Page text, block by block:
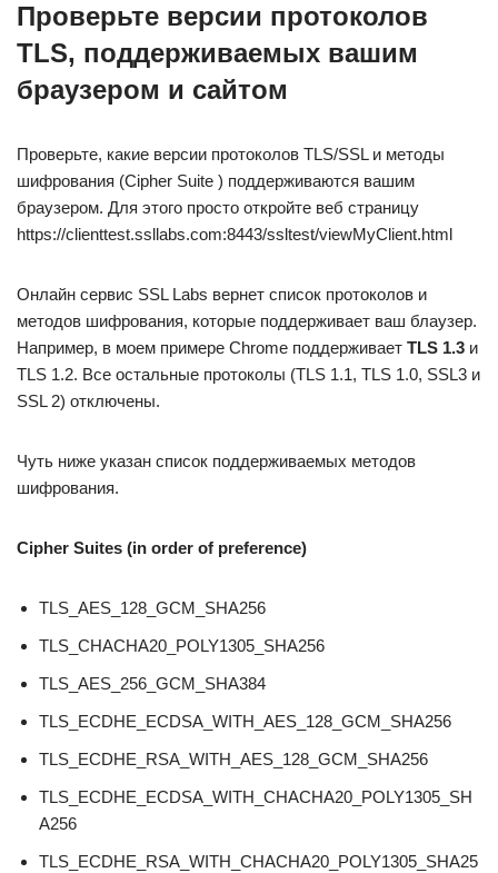
Проверьте версии протоколов
TLS, поддерживаемых вашим
браузером и сайтом
Проверьте, какие версии протоколов TLS/SSL и методы
шифрования (Cipher Suite ) поддерживаются вашим
браузером. Для этого просто откройте веб страницу
https://clienttest.ssllabs.com:8443/ssltest/viewMyClient.html
Онлайн сервис SSL Labs вернет список протоколов и
методов шифрования, которые поддерживает ваш блаузер.
Например, в моем примере Chrome поддерживает TLS 1.3 и
TLS 1.2. Все остальные протоколы (TLS 1.1, TLS 1.0, SSL3 и
SSL 2) отключены.
Чуть ниже указан список поддерживаемых методов
шифрования.
Cipher Suites (in order of preference)
TLS_AES_128_GCM_SHA256
TLS_CHACHA20_POLY1305_SHA256
TLS_AES_256_GCM_SHA384
TLS_ECDHE_ECDSA_WITH_AES_128_GCM_SHA256
TLS_ECDHE_RSA_WITH_AES_128_GCM_SHA256
TLS_ECDHE_ECDSA_WITH_CHACHA20_POLY1305_SH
A256
TLS_ECDHE_RSA_WITH_CHACHA20_POLY1305_SHA25